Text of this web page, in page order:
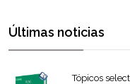
Últimas noticias
Tópicos